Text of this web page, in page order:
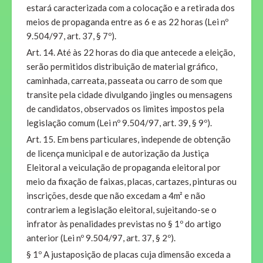
estará caracterizada com a colocação e a retirada dos
meios de propaganda entre as 6 e as 22 horas (Lei nº
9.504/97, art. 37, § 7º).
Art. 14. Até às 22 horas do dia que antecede a eleição,
serão permitidos distribuição de material gráfico,
caminhada, carreata, passeata ou carro de som que
transite pela cidade divulgando jingles ou mensagens
de candidatos, observados os limites impostos pela
legislação comum (Lei nº 9.504/97, art. 39, § 9º).
Art. 15. Em bens particulares, independe de obtenção
de licença municipal e de autorização da Justiça
Eleitoral a veiculação de propaganda eleitoral por
meio da fixação de faixas, placas, cartazes, pinturas ou
inscrições, desde que não excedam a 4m² e não
contrariem a legislação eleitoral, sujeitando-se o
infrator às penalidades previstas no § 1º do artigo
anterior (Lei nº 9.504/97, art. 37, § 2º).
§ 1º A justaposição de placas cuja dimensão exceda a